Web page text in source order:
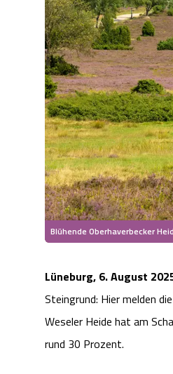
Blühende Oberhaverbecker
Lüneburg, 6. August
Steingrund: Hier melden
Weseler Heide hat am
rund 30 Prozent.